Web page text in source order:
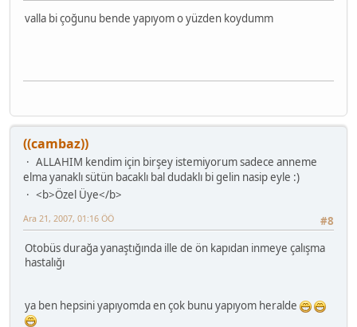
valla bi çoğunu bende yapıyom o yüzden koydumm
((cambaz))
ALLAHIM kendim için birşey istemiyorum sadece anneme
elma yanaklı sütün bacaklı bal dudaklı bi gelin nasip eyle :)
<b>Özel Üye</b>
#8
Ara 21, 2007, 01:16 ÖÖ
Otobüs durağa yanaştığında ille de ön kapıdan inmeye çalışma
hastalığı
ya ben hepsini yapıyomda en çok bunu yapıyom heralde